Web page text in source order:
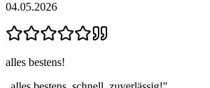
04.05.2026
alles bestens!